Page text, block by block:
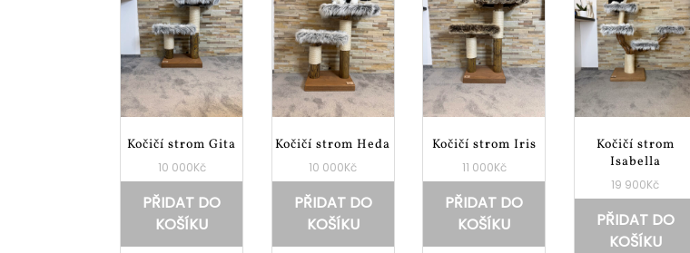
Kočičí strom Gita
10 000Kč
PŘIDAT DO
KOŠÍKU
Kočičí strom Heda
10 000Kč
PŘIDAT DO
KOŠÍKU
Kočičí strom Iris
11 000Kč
PŘIDAT DO
KOŠÍKU
Kočičí strom
Isabella
19 900Kč
PŘIDAT DO
KOŠÍKU